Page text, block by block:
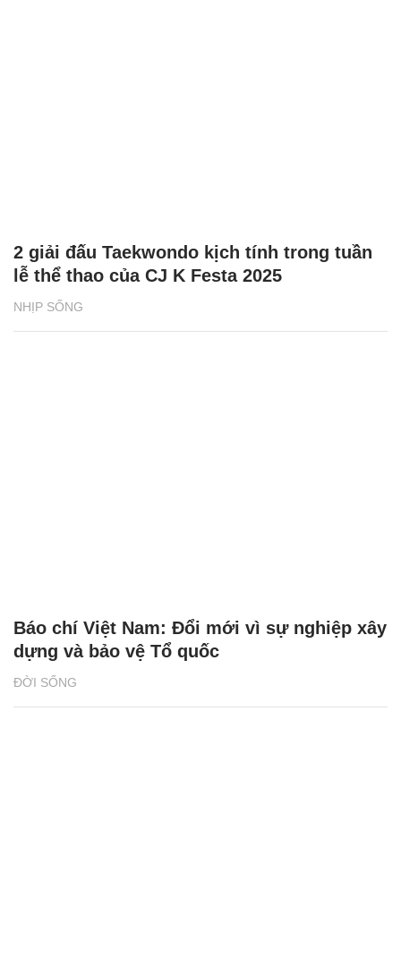
NHỊP SỐNG
2 giải đấu Taekwondo kịch tính trong tuần
lễ thể thao của CJ K Festa 2025
ĐỜI SỐNG
Báo chí Việt Nam: Đổi mới vì sự nghiệp xây
dựng và bảo vệ Tổ quốc